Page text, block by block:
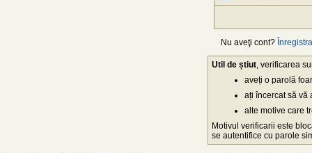
Nu aveţi cont?
Util de știut , verificarea
aveți o parolă
ați încercat să vă
alte motive care
Motivul verificarii este
se autentifice cu parole